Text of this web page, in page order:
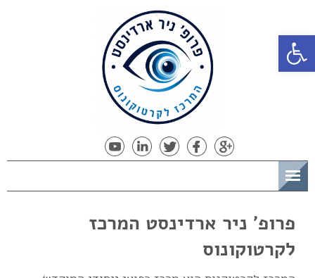
פתח סרגל נגישות
פרופ' ניר ארדינסט המרכז
לקרטוקונוס